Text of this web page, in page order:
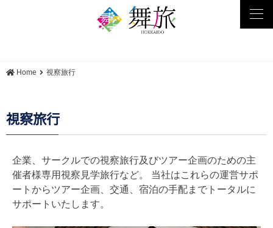
Home 視察旅行
視察旅行
企業、サークルでの視察旅行及びツアー企画のための主
催者様専用視察見学旅行など。 当社はこれらの運営サポ
ートからツアー企画、交通、宿泊の手配までトータルに
サポートいたします。